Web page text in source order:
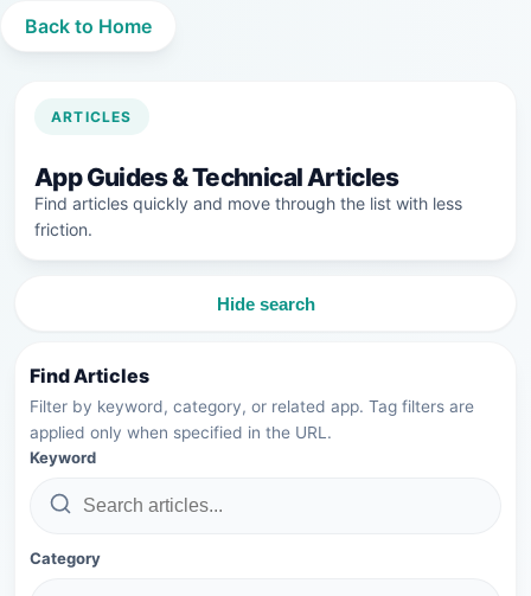
Back to Home
ARTICLES
App Guides & Technical Articles
Find articles quickly and move through the list with less
friction.
Hide search
Find Articles
Filter by keyword, category, or related app. Tag filters are
applied only when specified in the URL.
Keyword
Category